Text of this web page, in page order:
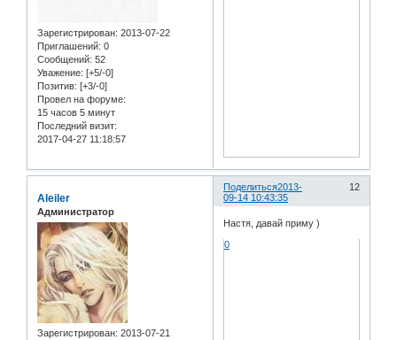
Зарегистрирован: 2013-07-22
Приглашений: 0
Сообщений: 52
Уважение: [+5/-0]
Позитив: [+3/-0]
Провел на форуме:
15 часов 5 минут
Последний визит:
2017-04-27 11:18:57
Поделиться 12
2013-
09-14 10:43:35
Aleiler
Администратор
Зарегистрирован: 2013-07-21
Настя, давай приму )
0